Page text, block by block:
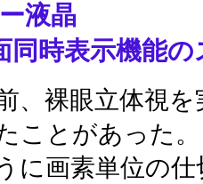
液晶
時表示機能
、裸眼立体視を
ことがあった
に画素単位の